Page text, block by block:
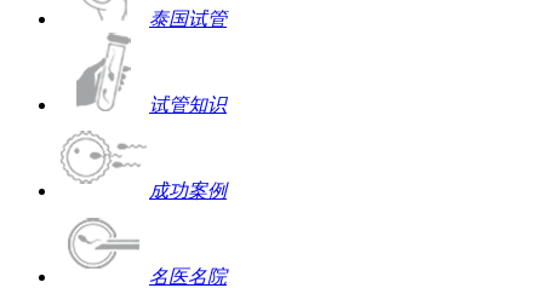
泰国试管
试管知识
成功案例
名医名院